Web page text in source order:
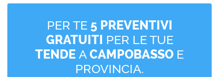
PER TE 5 PREVENTIVI
GRATUITI PER LE TUE
TENDE ACAMPOBASSO E
PROVINCIA.